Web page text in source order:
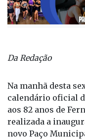
Da Redação
Na manhã desta
calendário oficial
aos 82 anos de
realizada a
novo Paço